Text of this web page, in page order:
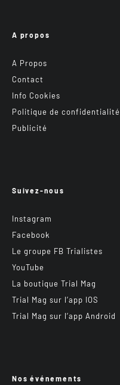
A propos
A Propos
Contact
Info Cookies
Politique de confidentialité
Publicité
Suivez-nous
Instagram
Facebook
Le groupe FB Trialistes
YouTube
La boutique Trial Mag
Trial Mag sur l’app IOS
Trial Mag sur l’app Android
Nos événements